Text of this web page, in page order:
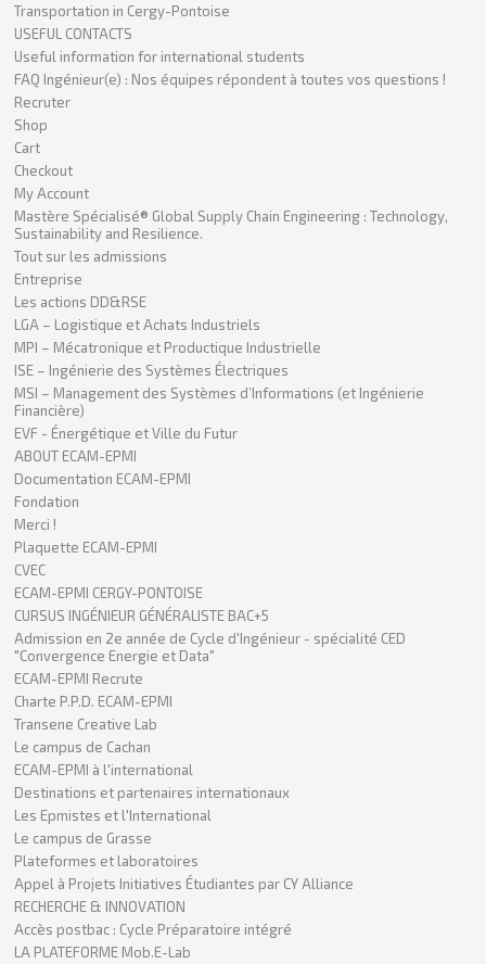
Transportation in Cergy-Pontoise
USEFUL CONTACTS
Useful information for international students
FAQ Ingénieur(e) : Nos équipes répondent à toutes vos questions !
Recruter
Shop
Cart
Checkout
My Account
Mastère Spécialisé® Global Supply Chain Engineering : Technology,
Sustainability and Resilience.
Tout sur les admissions
Entreprise
Les actions DD&RSE
LGA – Logistique et Achats Industriels
MPI – Mécatronique et Productique Industrielle
ISE – Ingénierie des Systèmes Électriques
MSI – Management des Systèmes d’Informations (et Ingénierie
Financière)
EVF - Énergétique et Ville du Futur
ABOUT ECAM-EPMI
Documentation ECAM-EPMI
Fondation
Merci !
Plaquette ECAM-EPMI
CVEC
ECAM-EPMI CERGY-PONTOISE
CURSUS INGÉNIEUR GÉNÉRALISTE BAC+5
Admission en 2e année de Cycle d'Ingénieur - spécialité CED
"Convergence Energie et Data"
ECAM-EPMI Recrute
Charte P.P.D. ECAM-EPMI
Transene Creative Lab
Le campus de Cachan
ECAM-EPMI à l'international
Destinations et partenaires internationaux
Les Epmistes et l'International
Le campus de Grasse
Plateformes et laboratoires
Appel à Projets Initiatives Étudiantes par CY Alliance
RECHERCHE & INNOVATION
Accès postbac : Cycle Préparatoire intégré
LA PLATEFORME Mob.E-Lab